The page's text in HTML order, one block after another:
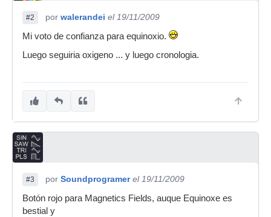
#2 por walerandei el 19/11/2009
Mi voto de confianza para equinoxio.
Luego seguiria oxigeno ... y luego cronologia.
#3 por Soundprogramer el 19/11/2009
Botón rojo para Magnetics Fields, auque Equinoxe es
bestial y